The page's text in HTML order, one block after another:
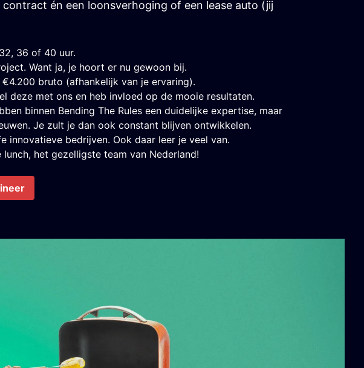
én een loonsverhoging of een lease auto (jij
36 of 40 uur.
Want ja, je hoort er nu gewoon bij.
bruto (afhankelijk van je ervaring).
deze met ons en heb invloed op de mooie resultaten.
binnen Bending The Rules een duidelijke expertise, maar
Je zult je dan ook constant blijven ontwikkelen.
innovatieve bedrijven. Ook daar leer je veel van.
lunch, het gezelligste team van Nederland!